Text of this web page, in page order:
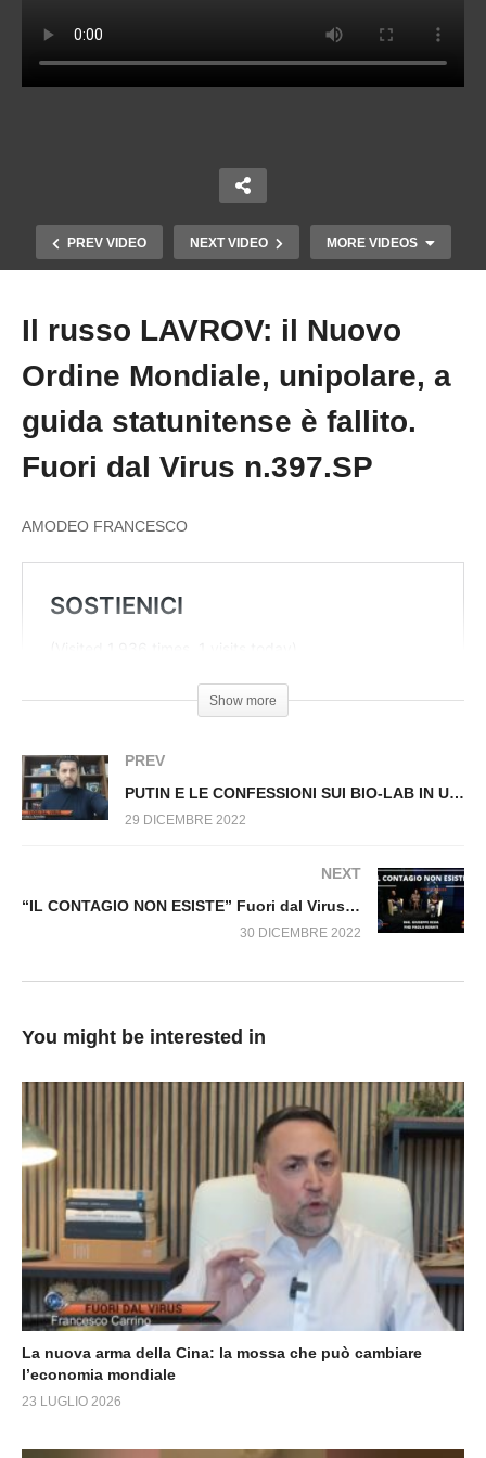
PREV VIDEO NEXT VIDEO MORE VIDEOS
Copy Embed Code
MICHELA MURGIA E LA RETORICA
Virus n.395.SP
Il russo LAVROV: il Nuovo
Ordine Mondiale, unipolare, a
guida statunitense è fallito.
Fuori dal Virus n.397.SP
AMODEO FRANCESCO
Show more
PREV
PUTIN E LE CONFESSIONI SUI BIO-LAB IN UCRAINA PRIMA DELLO SCOPPIO DELLA PANDEMIA. Fuori dal Virus n.396.SP
29 DICEMBRE 2022
NEXT
“IL CONTAGIO NON ESISTE” Fuori dal Virus n.290
30 DICEMBRE 2022
You might be interested in
La nuova arma della Cina: la mossa che può cambiare
l’economia mondiale
23 LUGLIO 2026